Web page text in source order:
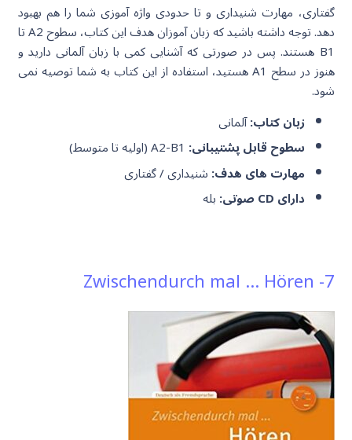
گفتاری، مهارت شنیداری و تا حدودی واژه آموزی شما را هم بهبود
دهد. توجه داشته باشید که زبان آموزان هدف این کتاب، سطوح A2 تا
B1 هستند. پس در صورتی که آشنایی کمی با زبان آلمانی دارید و
هنوز در سطح A1 هستید، استفاده از این کتاب به شما توصیه نمی
شود.
زبان کتاب:آلمانی
سطوح قابل پشتیبانی:
مهارت های هدف:شنیداری / گفتاری
دارای CD صوتی:
بله
7- Zwischendurch mal … Hören